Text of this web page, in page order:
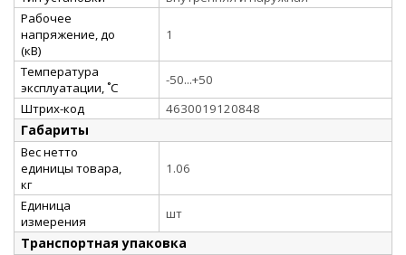
Рабочее
напряжение, до
(кВ)
1
Температура
эксплуатации, ˚С
-50...+50
Штрих-код
4630019120848
Габариты
Вес нетто
единицы товара,
кг
1.06
Единица
измерения
шт
Транспортная упаковка